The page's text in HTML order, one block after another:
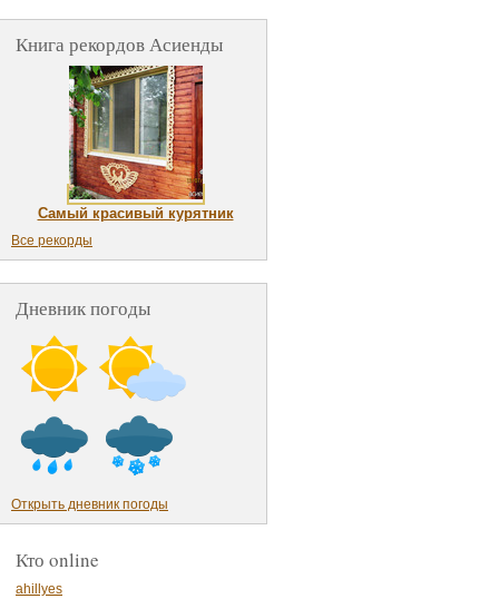
Книга рекордов Асиенды
Самый красивый курятник
Все рекорды
Дневник погоды
Открыть дневник погоды
Кто online
ahillyes